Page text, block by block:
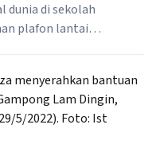
dunia di sekolah
plafon lantai…